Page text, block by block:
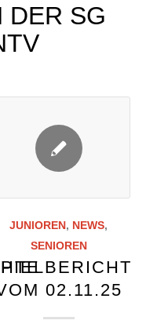
DER SG
JUNIOREN, NEWS,
SENIOREN
02.11.25